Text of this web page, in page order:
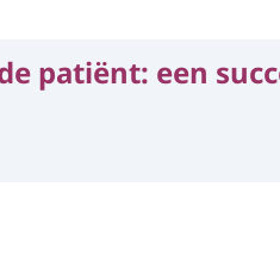
patiënt: een